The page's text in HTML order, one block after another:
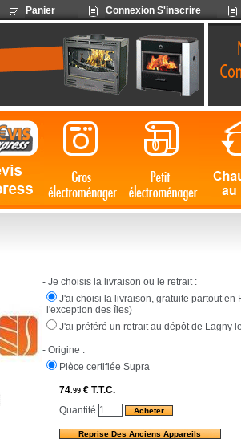
Connexion S'inscrire
Panier
- Je choisis la livraison ou le retrait :
J'ai choisi la livraison, gratuite partout en
l'exception des îles)
J'ai préféré un retrait au dépôt de Lagny
- Origine :
Pièce certifiée Supra
74.99€ T.T.C.
Quantité
Reprise Des Anciens Appareils